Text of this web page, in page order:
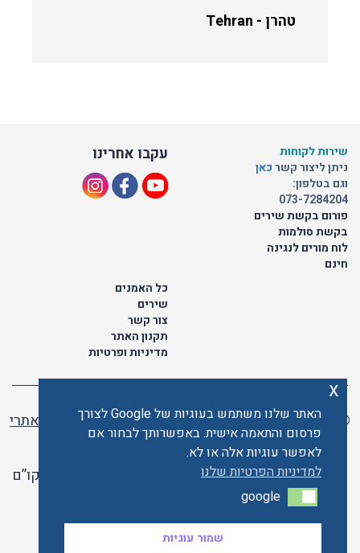
טהרן - Tehran
עקבו אחרינו
שירות לקוחות
ניתן ליצור קשרכאן
וגם בטלפון:
073-7284204
פורום בקשת שירים
בקשת סולמות
לוח מורים לנגינה
חינם
כל האמנים
שירים
צור קשר
תקנון האתר
מדיניות ופרטיות
© כל הזכויות שמורות לתו ישראלי | ליאור מזור -
בניית אתרי
וורדפרס
האתר פועל ברשיון אקו”ם
האתר שלנו משתמש בעוגיות של Google לצורך
פרסום והתאמה אישית. באפשרותך לבחור אם
לאפשר עוגיות אלה או לא.
למדיניות הפרטיות שלנו
google
google
שמור עוגיות
x